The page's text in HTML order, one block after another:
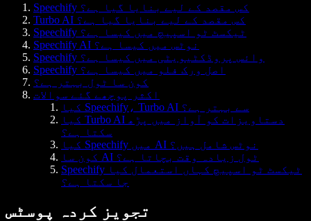
Speechify کس مقصد کے لیے بنایا گیا ہے؟
Turbo AI کس مقصد کے لیے بنایا گیا ہے؟
Speechify ٹیکسٹ ٹو اسپیچ میں کیسا ہے؟
Speechify AI نوٹس میں کیسا ہے؟
Speechify وائس پروڈکٹیویٹی میں کیسا ہے؟
Speechify اصل ورک فلو میں کیسا ہے؟
کون سا ٹول بہتر ہے؟
اکثر پوچھے گئے سوالات
کیا Speechify، Turbo AI سے بہتر ہے؟
کیا Turbo AI دستاویزات کو آواز میں پڑھ
سکتا ہے؟
کیا Speechify میں AI نوٹس شامل ہیں؟
کون سا AI ٹول زیادہ وقت بچاتا ہے؟
Speechify ٹیکسٹ ٹو اسپیچ کہاں استعمال کیا
جا سکتا ہے؟
تجویز کردہ پوسٹس